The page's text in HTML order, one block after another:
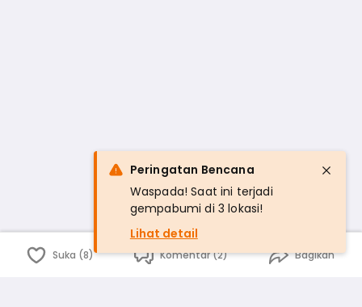
Suka (8) Komentar (2) Bagikan
Peringatan Bencana
Waspada! Saat ini terjadi
gempabumi di 3 lokasi!
Lihat detail